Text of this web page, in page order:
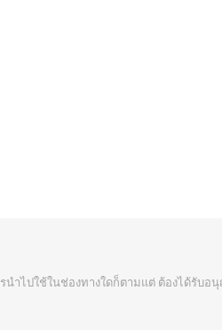
ำไปใช้ในช่องทางใดก็ตามแต่ ต้องได้รับ